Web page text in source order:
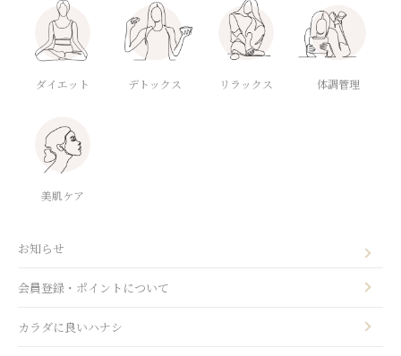
ダイエット デトックス リラックス 体調管理
美肌ケア
お知らせ
会員登録・ポイントについて
カラダに良いハナシ